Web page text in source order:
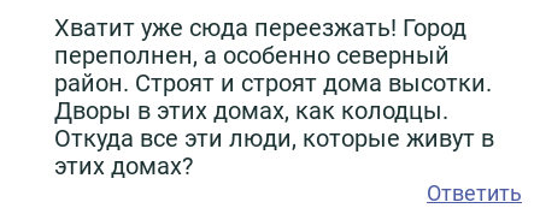
Хватит уже сюда переезжать! Город
переполнен, а особенно северный
район. Строят и строят дома высотки.
Дворы в этих домах, как колодцы.
Откуда все эти люди, которые живут в
этих домах?
Ответить